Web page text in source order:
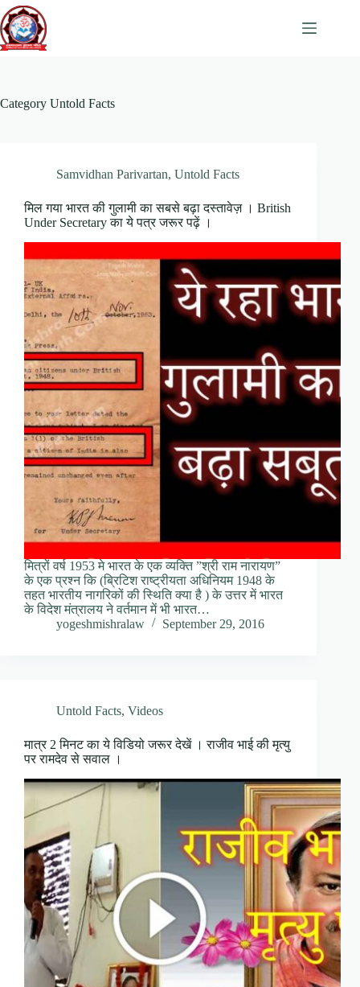
Skip
to
content
Category Untold Facts
Samvidhan Parivartan, Untold Facts
मिल गया भारत की गुलामी का सबसे बढ़ा दस्तावेज़ । British
Under Secretary का ये पत्र जरूर पढ़ें ।
मित्रों वर्ष 1953 मे भारत के एक व्यक्ति ”श्री राम नारायण”
के एक प्रश्न कि (ब्रिटिश राष्ट्रीयता अधिनियम 1948 के
तहत भारतीय नागरिकों की स्थिति क्या है ) के उत्तर में भारत
के विदेश मंत्रालय ने वर्तमान में भी भारत…
yogeshmishralaw
September 29, 2016
Untold Facts, Videos
मात्र 2 मिनट का ये विडियो जरूर देखें । राजीव भाई की मृत्यु
पर रामदेव से सवाल ।